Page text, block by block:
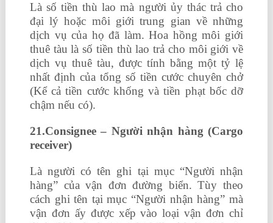
Là số tiền thù lao mà người ủy thác trả cho
đại lý hoặc môi giới trung gian về những
dịch vụ của họ đã làm. Hoa hồng môi giới
thuê tàu là số tiền thù lao trả cho môi giới về
dịch vụ thuê tàu, được tính bằng một tỷ lệ
nhất định của tổng số tiền cước chuyên chở
(Kể cả tiền cước khống và tiền phạt bốc dỡ
chậm nếu có).
21.Consignee – Người nhận hàng (Cargo
receiver)
Là người có tên ghi tại mục “Người nhận
hàng” của vận đơn đường biển. Tùy theo
cách ghi tên tại mục “Người nhận hàng” mà
vận đơn ấy được xếp vào loại vận đơn chỉ